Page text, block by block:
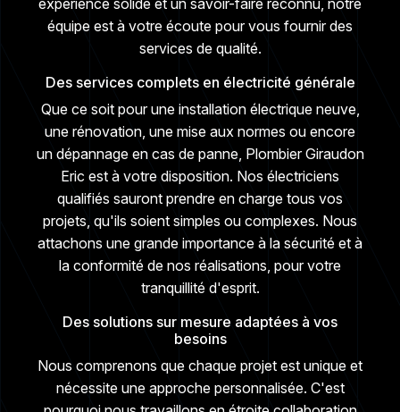
expérience solide et un savoir-faire reconnu, notre
équipe est à votre écoute pour vous fournir des
services de qualité.
Des services complets en électricité générale
Que ce soit pour une installation électrique neuve,
une rénovation, une mise aux normes ou encore
un dépannage en cas de panne, Plombier Giraudon
Eric est à votre disposition. Nos électriciens
qualifiés sauront prendre en charge tous vos
projets, qu'ils soient simples ou complexes. Nous
attachons une grande importance à la sécurité et à
la conformité de nos réalisations, pour votre
tranquillité d'esprit.
Des solutions sur mesure adaptées à vos
besoins
Nous comprenons que chaque projet est unique et
nécessite une approche personnalisée. C'est